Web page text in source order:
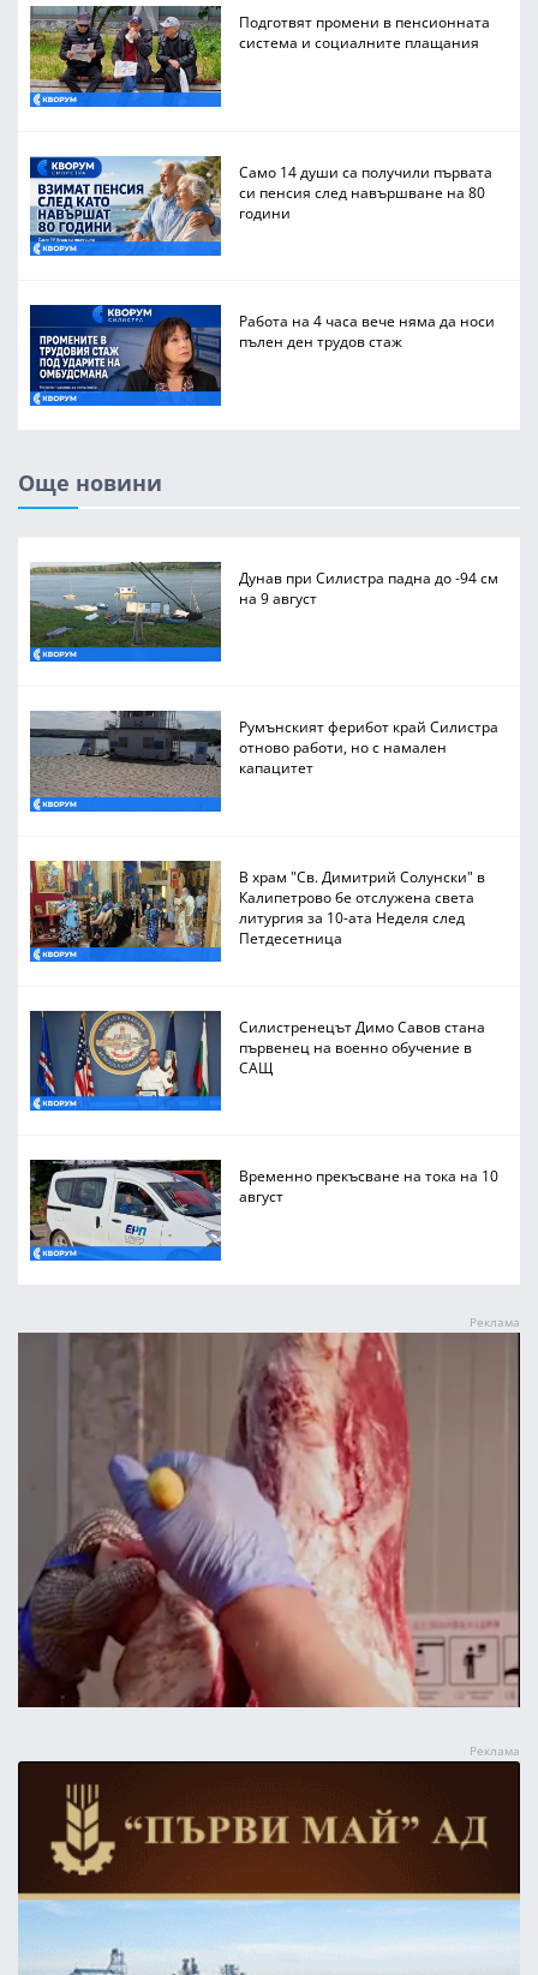
Подготвят промени в пенсионната
система и социалните плащания
Само 14 души са получили първата
си пенсия след навършване на 80
години
Работа на 4 часа вече няма да носи
пълен ден трудов стаж
Още новини
Дунав при Силистра падна до -94 см
на 9 август
Румънският ферибот край Силистра
отново работи, но с намален
капацитет
В храм "Св. Димитрий Солунски" в
Калипетрово бе отслужена света
литургия за 10-ата Неделя след
Петдесетница
Силистренецът Димо Савов стана
първенец на военно обучение в
САЩ
Временно прекъсване на тока на 10
август